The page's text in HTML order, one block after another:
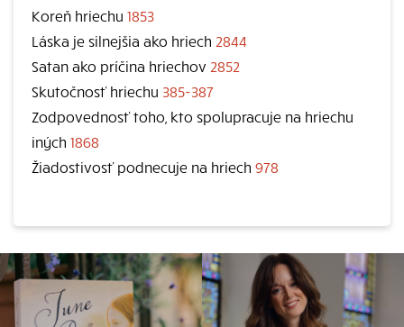
Koreň hriechu 1853
Láska je silnejšia ako hriech 2844
Satan ako príčina hriechov 2852
Skutočnosť hriechu 385-387
Zodpovednosť toho, kto spolupracuje na hriechu
iných 1868
Žiadostivosť podnecuje na hriech 978